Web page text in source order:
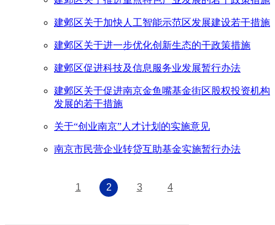
建邺区关于加快人工智能示范区发展建设若干措施
建邺区关于进一步优化创新生态的干政策措施
建邺区促进科技及信息服务业发展暂行办法
建邺区关于促进南京金鱼嘴基金街区股权投资机构
发展的若干措施
关于“创业南京”人才计划的实施意见
南京市民营企业转贷互助基金实施暂行办法
1 2 3 4